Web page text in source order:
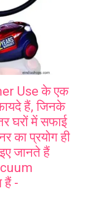
Use के एक
हैं, जिनके
घरों में सफाई
का प्रयोग ही
जानते हैं
हैं -